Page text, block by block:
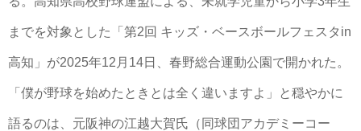
までを対象とした「第2回 キッズ・ベースボールフェスタin
高知」が2025年12月14日、春野総合運動公園で開かれた。
「僕が野球を始めたときとは全く違いますよ」と穏やかに
語るのは、元阪神の江越大賀氏（同球団アカデミーコー